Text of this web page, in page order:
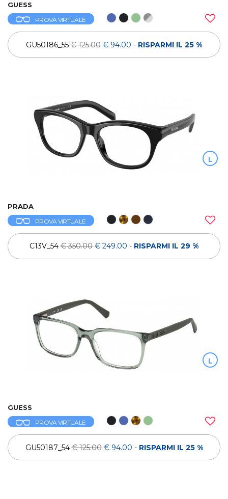
GUESS
PROVA VIRTUALE
GU50186_55 € 125.00 € 94.00 - RISPARMI IL 25 %
L
PRADA
PROVA VIRTUALE
C13V_54 € 350.00 € 249.00 - RISPARMI IL 29 %
L
GUESS
PROVA VIRTUALE
GU50187_54€ 125.00 € 94.00 - RISPARMI IL 25 %